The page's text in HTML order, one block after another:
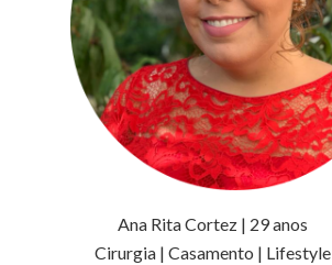
Ana Rita Cortez | 29 anos
Cirurgia | Casamento | Lifestyle